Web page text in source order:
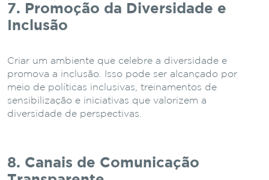
7. Promoção da Diversidade e
Inclusão
Criar um ambiente que celebre a diversidade e
promova a inclusão. Isso pode ser alcançado por
meio de políticas inclusivas, treinamentos de
sensibilização e iniciativas que valorizem a
diversidade de perspectivas.
8. Canais de Comunicação